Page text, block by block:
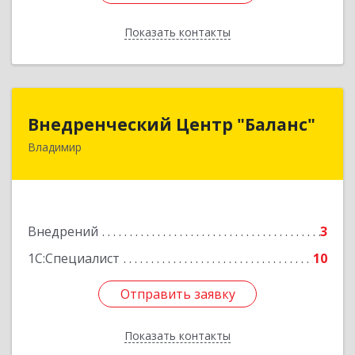
Показать контакты
Назад
Внедренческий Центр "Баланс"
Владимир
Внедрений
3
1С:Специалист
10
Отправить заявку
Показать контакты
Внедренческий Центр "Баланс"
600001, Владимирская обл, Владимир г,
Отправить заявку
Назад